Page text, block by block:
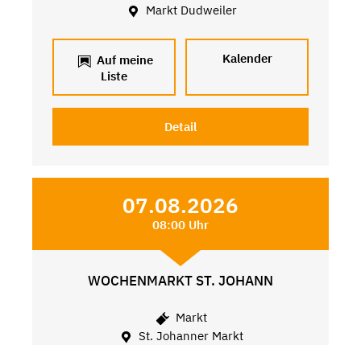
Markt Dudweiler
Auf meine
Liste
Kalender
Detail
07.08.2026
08:00 Uhr
WOCHENMARKT ST. JOHANN
Markt
St. Johanner Markt